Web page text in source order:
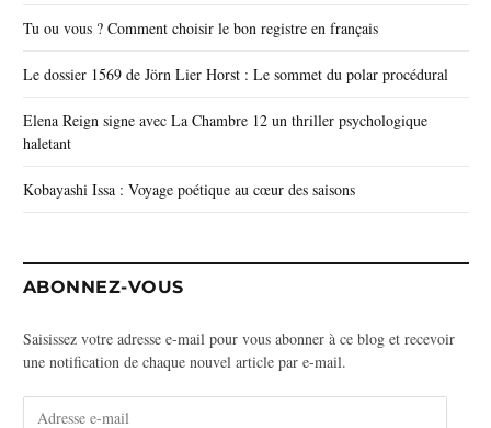
Tu ou vous ? Comment choisir le bon registre en français
Le dossier 1569 de Jörn Lier Horst : Le sommet du polar procédural
Elena Reign signe avec La Chambre 12 un thriller psychologique
haletant
Kobayashi Issa : Voyage poétique au cœur des saisons
ABONNEZ-VOUS
Saisissez votre adresse e-mail pour vous abonner à ce blog et recevoir
une notification de chaque nouvel article par e-mail.